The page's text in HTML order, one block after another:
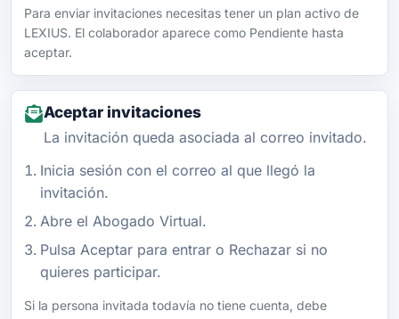
Para enviar invitaciones necesitas tener un plan activo de
LEXIUS. El colaborador aparece como Pendiente hasta
aceptar.
Aceptar invitaciones
La invitación queda asociada al correo invitado.
Inicia sesión con el correo al que llegó la
invitación.
Abre el Abogado Virtual.
Pulsa Aceptar para entrar o Rechazar si no
quieres participar.
Si la persona invitada todavía no tiene cuenta, debe